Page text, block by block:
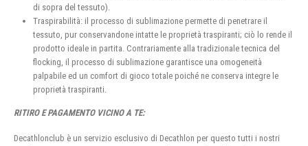
di sopra del tessuto).
Traspirabilità: il processo di sublimazione permette di penetrare il
tessuto, pur conservandone intatte le proprietà traspiranti; ciò lo rende il
prodotto ideale in partita. Contrariamente alla tradizionale tecnica del
flocking, il processo di sublimazione garantisce una omogeneità
palpabile ed un comfort di gioco totale poiché ne conserva integre le
proprietà traspiranti.
RITIRO E PAGAMENTO VICINO A TE:
Decathlonclub è un servizio esclusivo di Decathlon per questo tutti i nostri